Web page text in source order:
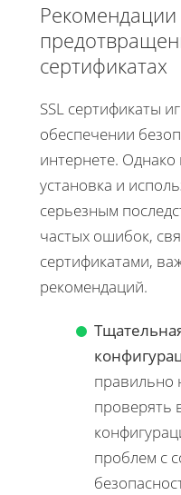
сертификатах
SSL сертификаты
обеспечении
интернете.
установка и
серьезным
частых ошибок,
сертификатами,
рекомендаций.
правильно
проверять
проблем с